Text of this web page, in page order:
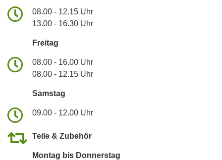
08.00 - 12.15 Uhr
13.00 - 16.30 Uhr
Freitag
08.00 - 16.00 Uhr
08.00 - 12.15 Uhr
Samstag
09.00 - 12.00 Uhr
Teile & Zubehör
Montag bis Donnerstag